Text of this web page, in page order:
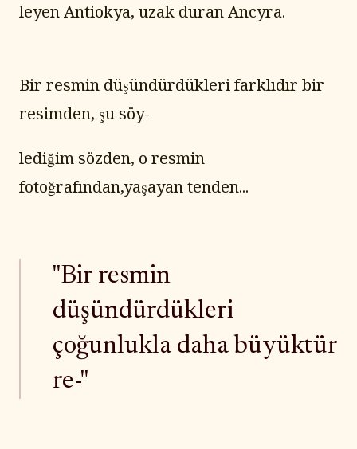
leyen Antiokya, uzak duran Ancyra.
Bir resmin düşündürdükleri farklıdır bir
resimden, şu söy-
lediğim sözden, o resmin
fotoğrafından,yaşayan tenden...
"Bir resmin
düşündürdükleri
çoğunlukla daha büyüktür
re-"